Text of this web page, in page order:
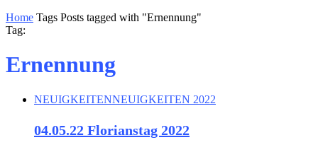
Home Tags Posts tagged with "Ernennung"
Tag:
Ernennung
NEUIGKEITENNEUIGKEITEN 2022
04.05.22 Florianstag 2022